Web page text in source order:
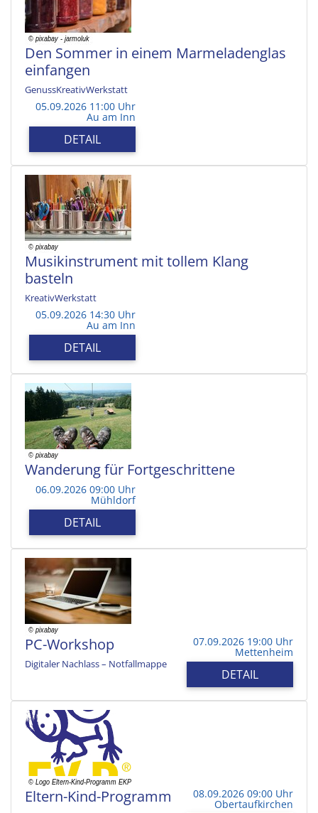
Den Sommer in einem Marmeladenglas
einfangen
GenussKreativWerkstatt
05.09.2026 11:00 Uhr
Au am Inn
DETAIL
Musikinstrument mit tollem Klang
basteln
KreativWerkstatt
05.09.2026 14:30 Uhr
Au am Inn
DETAIL
Wanderung für Fortgeschrittene
06.09.2026 09:00 Uhr
Mühldorf
DETAIL
PC-Workshop
Digitaler Nachlass – Notfallmappe
07.09.2026 19:00 Uhr
Mettenheim
DETAIL
Eltern-Kind-Programm 08.09.2026 09:00 Uhr
Obertaufkirchen